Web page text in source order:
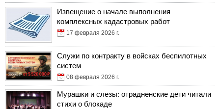
Извещение о начале выполнения
комплексных кадастровых работ
17 февраля 2026 г.
Служи по контракту в войсках беспилотных
систем
08 февраля 2026 г.
Мурашки и слезы: отрадненские дети читали
стихи о блокаде